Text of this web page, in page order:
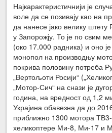
Најкарактеристичнији је
воле да се позивају као на
да нанесе јако велику
у Запорожју. То је по свим
(око 17.000 радника) и оно
монопол на производњу
покрива половину потреба
„Вертољоти Росији“
„Мотор-Сич“ на снази је
година, на вредност од 1,2
Украјина обавезна да до
приближно 1300 мотора
хеликоптере Ми-8, Ми-17 и